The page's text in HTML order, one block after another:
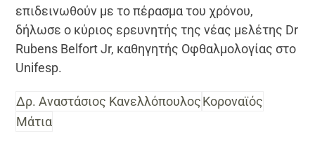
επιδεινωθούν με το πέρασμα του χρόνου,
δήλωσε ο κύριος ερευνητής της νέας μελέτης Dr
Rubens Belfort Jr, καθηγητής Οφθαλμολογίας στο
Unifesp.
Δρ. Αναστάσιος ΚανελλόπουλοςΚοροναϊός
Μάτια